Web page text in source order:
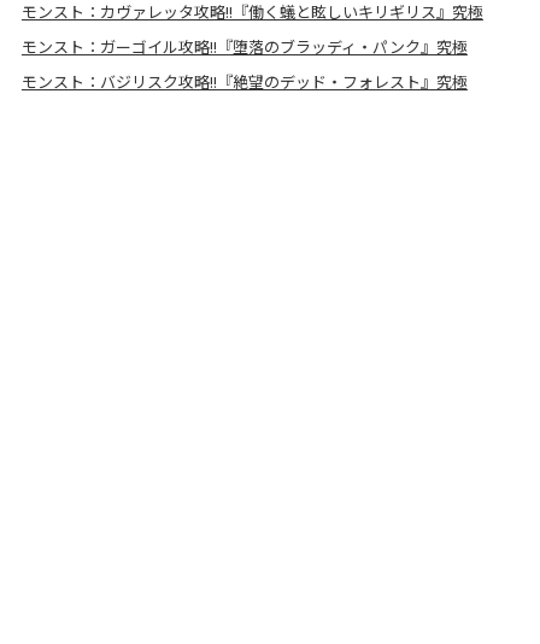
モンスト：カヴァレッタ攻略!!『働く蟻と眩しいキリギリス』究極
モンスト：ガーゴイル攻略!!『堕落のブラッディ・パンク』究極
モンスト：バジリスク攻略!!『絶望のデッド・フォレスト』究極